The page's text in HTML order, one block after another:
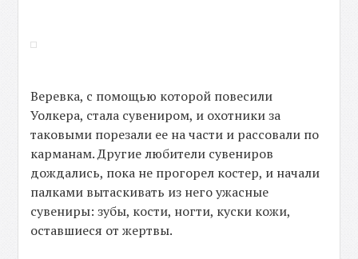
Веревка, с помощью которой повесили
Уолкера, стала сувениром, и охотники за
таковыми порезали ее на части и рассовали по
карманам. Другие любители сувениров
дождались, пока не прогорел костер, и начали
палками вытаскивать из него ужасные
сувениры: зубы, кости, ногти, куски кожи,
оставшиеся от жертвы.